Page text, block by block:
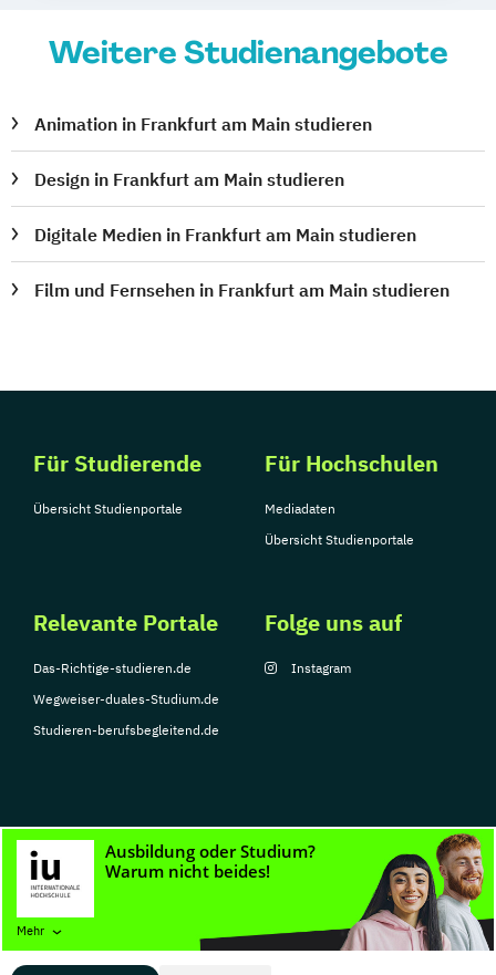
Mehr
Weitere Studienangebote
Animation in Frankfurt am Main studieren
Design in Frankfurt am Main studieren
Digitale Medien in Frankfurt am Main studieren
Film und Fernsehen in Frankfurt am Main studieren
Für Studierende
Übersicht Studienportale
Für Hochschulen
Mediadaten
Übersicht Studienportale
Relevante Portale
Das-Richtige-studieren.de
Wegweiser-duales-Studium.de
Studieren-berufsbegleitend.de
Folge uns auf
Instagram
© Copyright 2026, TarGroup Media GmbH
Nutzungsbedingungen